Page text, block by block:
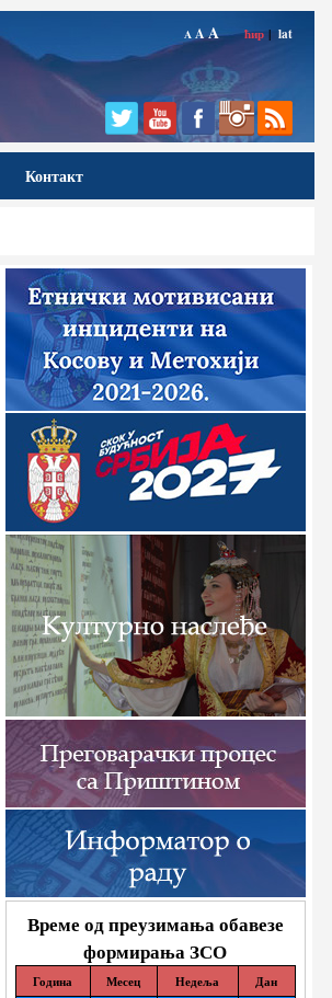
A AA ћир | lat
Контакт
Време од преузимања обавезе
формирања ЗСО
Година Месец Недеља Дан